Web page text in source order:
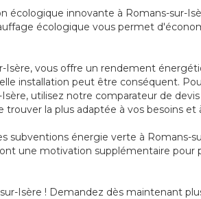
innovante à Romans-sur-
écologique vous permet
Isère, vous offre un rendement
installation peut être conséquent.
utilisez notre comparateur de
la plus adaptée à vos besoins
subventions énergie verte à Romans-
une motivation supplémentaire pour
Isère ! Demandez dès maintenant